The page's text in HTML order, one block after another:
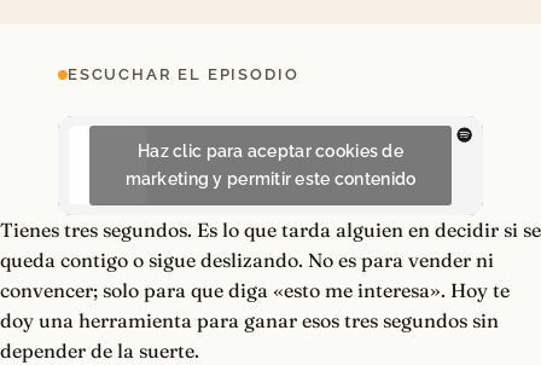
ESCUCHAR EL EPISODIO
Haz clic para aceptar cookies de
marketing y permitir este contenido
Tienes tres segundos. Es lo que tarda alguien en decidir si se
queda contigo o sigue deslizando. No es para vender ni
convencer; solo para que diga «esto me interesa». Hoy te
doy una herramienta para ganar esos tres segundos sin
depender de la suerte.